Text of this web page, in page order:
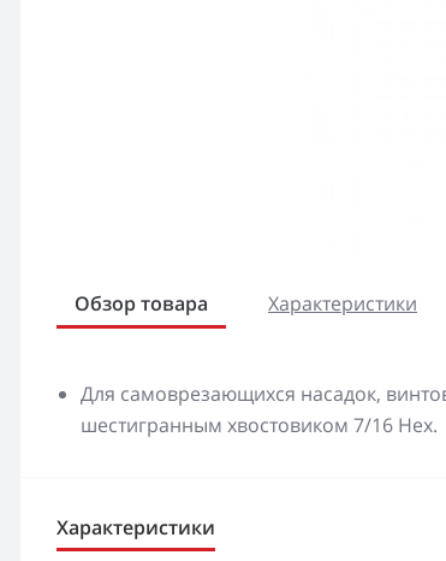
Обзор товара Характеристики
Для самоврезающихся насадок,
шестигранным хвостовиком 7/16 Hex.
Характеристики